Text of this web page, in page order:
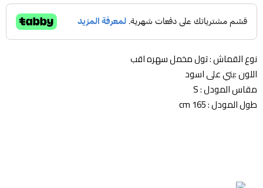
نوع القماش : تول مخمل سهره اقب
اللون :بني على اسود
مقاس المودل : S
طول المودل : 165 cm